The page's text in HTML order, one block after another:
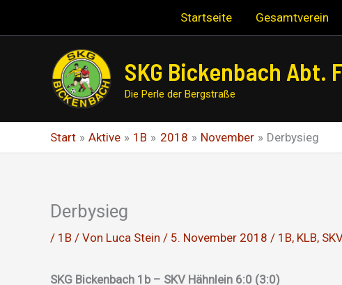
Startseite Gesamtverein
SKG Bickenbach Abt.
Die Perle der Bergstraße
Start Aktive 1B 2018 November Derbysieg
Derbysieg
/ 1B / Von Luca Stein / 5. November 2018 / 1B, KLB,
SKG Bickenbach 1b – SKV Hähnlein 6:0 (3:0)